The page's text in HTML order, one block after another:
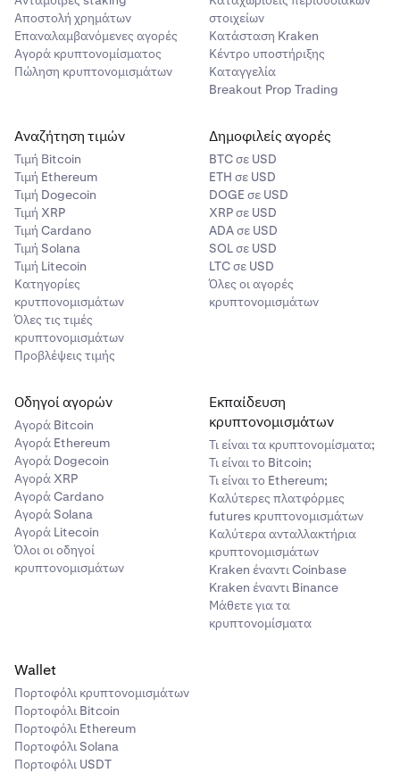
Διανομή Ανταμοιβών
Οι ανταμοιβές θα πιστωθούν στα Kraken Spot Wallets
των επιλέξιμων συμμετεχόντων εντός επτά (7) ημερών
από τη λήξη της Περιόδου Προωθητικής Ενέργειας.
να αντικατασταθούν παρά μόνο από την Kraken κατά την
απόλυτη διακριτική της ευχέρεια.
Οι συμμετέχοντες είναι αποκλειστικά υπεύθυνοι για
τυχόν φόρους που προκύπτουν από την παραλαβή της
ανταμοιβής.
δεσμευτικής διαιτησίας στο Λονδίνο, Αγγλία, σύμφωνα με
τους κανόνες της LCIA.
Η Kraken μπορεί να ζητήσει εύλογη ανακούφιση σε
οποιοδήποτε αρμόδιο δικαστήριο.
Εάν οποιαδήποτε διάταξη των παρόντων Κανόνων είναι
παράνομη ή ανεφάρμοστη, θα τροποποιηθεί ή θα
αφαιρεθεί στο ελάχιστο αναγκαίο βαθμό, ενώ οι
υπόλοιποι Κανόνες παραμένουν σε ισχύ.
Αποστολή χρημάτων
Επαναλαμβανόμενες αγορές
Αγορά κρυπτονομίσματος
Πώληση κρυπτονομισμάτων
στοιχείων
Κατάσταση Kraken
Κέντρο υποστήριξης
Καταγγελία
Breakout Prop Trading
Αναζήτηση τιμών
Τιμή Βitcoin
Τιμή Ethereum
Τιμή Dogecoin
Τιμή XRP
Τιμή Cardano
Τιμή Solana
Τιμή Litecoin
Κατηγορίες
κρυτπονομισμάτων
Όλες τις τιμές
κρυπτονομισμάτων
Προβλέψεις τιμής
Δημοφιλείς αγορές
BTC σε USD
ETH σε USD
DOGE σε USD
XRP σε USD
ADA σε USD
SOL σε USD
LTC σε USD
Όλες οι αγορές
κρυπτονομισμάτων
Οδηγοί αγορών
Αγορά Bitcoin
Αγορά Ethereum
Αγορά Dogecoin
Αγορά XRP
Αγορά Cardano
Αγορά Solana
Αγορά Litecoin
Όλοι οι οδηγοί
κρυπτονομισμάτων
Εκπαίδευση
κρυπτονομισμάτων
Τι είναι τα κρυπτονομίσματα;
Τι είναι το Bitcoin;
Τι είναι το Ethereum;
Καλύτερες πλατφόρμες
futures κρυπτονομισμάτων
Καλύτερα ανταλλακτήρια
κρυπτονομισμάτων
Kraken έναντι Coinbase
Kraken έναντι Binance
Μάθετε για τα
κρυπτονομίσματα
Wallet
Πορτοφόλι κρυπτονομισμάτων
Πορτοφόλι Bitcoin
Πορτοφόλι Ethereum
Πορτοφόλι Solana
Πορτοφόλι USDT